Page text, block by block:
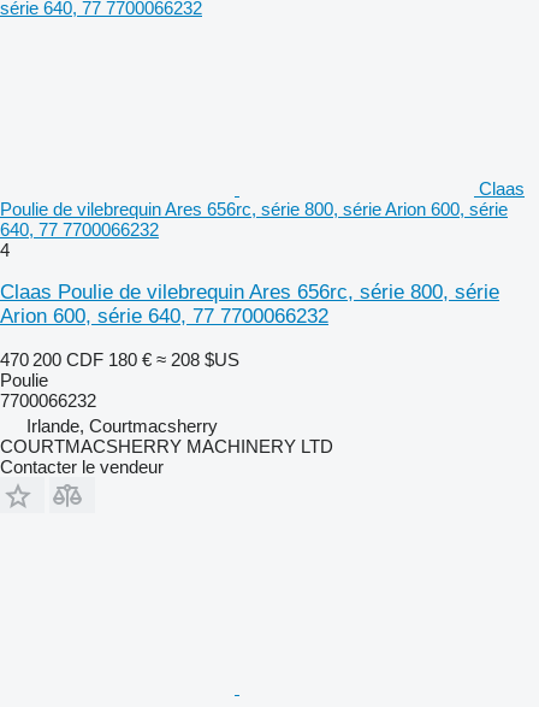
Claas
Poulie de vilebrequin Ares 656rc, série 800, série Arion 600, série
640, 77 7700066232
4
Claas Poulie de vilebrequin Ares 656rc, série 800, série
Arion 600, série 640, 77 7700066232
470 200 CDF 180 € ≈ 208 $US
Poulie
7700066232
Irlande, Courtmacsherry
COURTMACSHERRY MACHINERY LTD
Contacter le vendeur